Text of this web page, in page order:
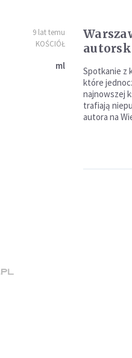
9 lat temu
KOŚCIÓŁ
ml
Spotkanie z
które
najnowszej
trafiają
autora na